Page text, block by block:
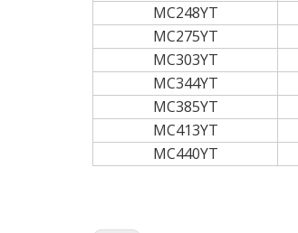
MC248YT
MC275YT
MC303YT
MC344YT
MC385YT
MC413YT
MC440YT